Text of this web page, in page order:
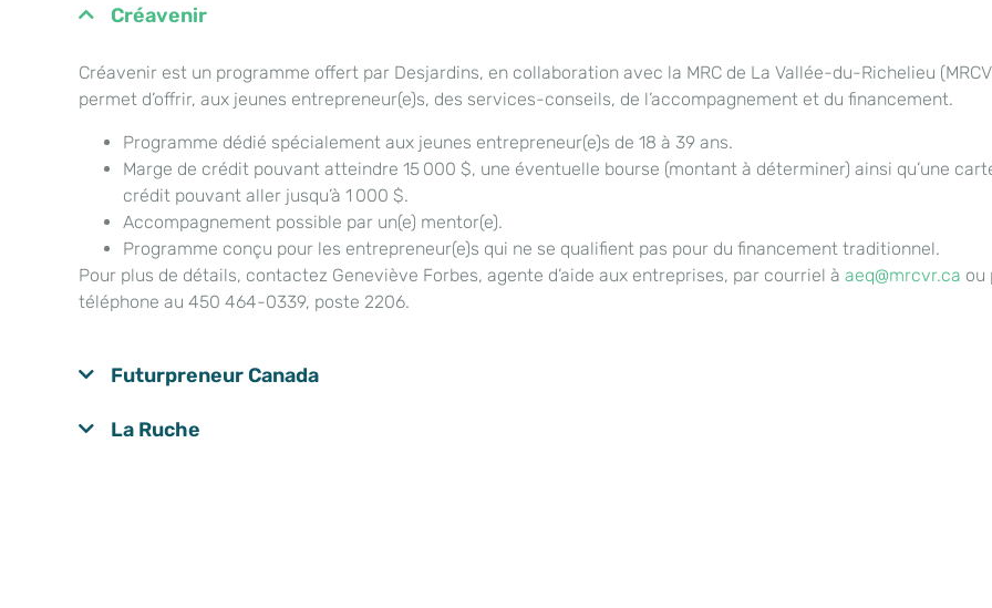
Créavenir
Créavenir est un programme offert par Desjardins, en collaboration avec la MRC de La Vallée-du-Richelieu
permet d’offrir, aux jeunes entrepreneur(e)s, des services-conseils, de l’accompagnement et du financement.
Programme dédié spécialement aux jeunes entrepreneur(e)s de 18 à 39 ans.
Marge de crédit pouvant atteindre 15 000 $, une éventuelle bourse (montant à déterminer) ainsi qu’une
crédit pouvant aller jusqu’à 1 000 $.
Accompagnement possible par un(e) mentor(e).
Programme conçu pour les entrepreneur(e)s qui ne se qualifient pas pour du financement traditionnel.
Pour plus de détails, contactez Geneviève Forbes, agente d’aide aux entreprises, par courriel à aeq@mrcvr.ca ou
téléphone au 450 464-0339, poste 2206.
Futurpreneur Canada
La Ruche